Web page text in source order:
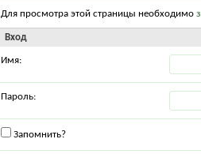
Для просмотра этой страницы необходимо
Вход
Имя:
Пароль:
Запомнить?